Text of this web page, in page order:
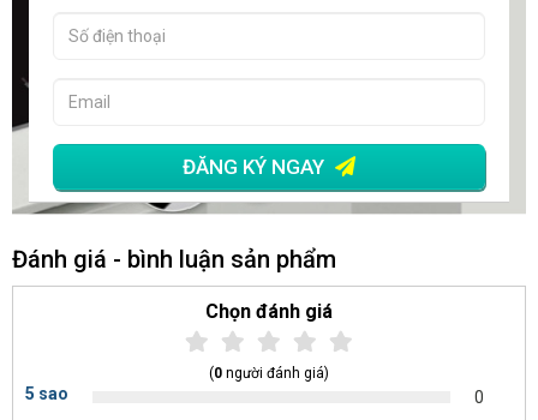
ĐĂNG KÝ NGAY
Đánh giá - bình luận sản phẩm
Chọn đánh giá
(0 người đánh giá)
5 sao
0